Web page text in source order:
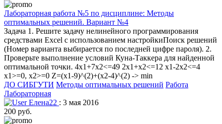
Лабораторная работа №5 по дисциплине: Методы
оптимальных решений. Вариант №4
Задача 1. Решите задачу нелинейного программирования
средствами Excel с использованием настройкиПоиск решений
(Номер варианта выбирается по последней цифре пароля). 2.
Проверьте выполнение условий Куна-Таккера для найденной
оптимальной точки. 4x1+7x2<=49 2x1+x2<=12 x1-2x2<=4
x1>=0, x2>=0 Z=(x1-9)^(2)+(x2-4)^(2) -> min
ДО СИБГУТИ Методы оптимальных решений Работа
Лабораторная
Елена22 : 3 мая 2016
200 руб.